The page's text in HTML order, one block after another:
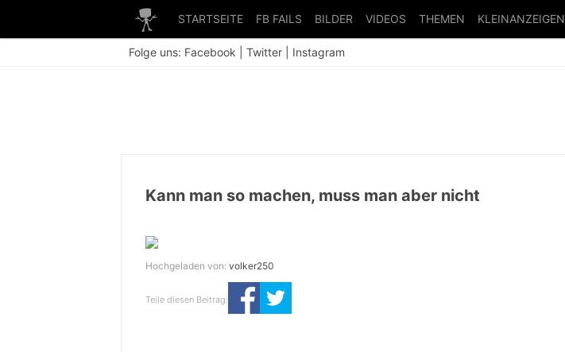
STARTSEITE FB FAILS BILDER VIDEOS THEMEN KLEINANZEIGEN
Folge uns: Facebook Twitter Instagram
Kann man so machen, muss man aber nicht
Hochgeladen von: volker250
Teile diesen Beitrag: